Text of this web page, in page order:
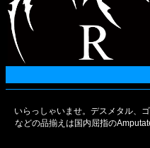
いらっしゃいませ。デスメタル、
などの品揃えは国内屈指の